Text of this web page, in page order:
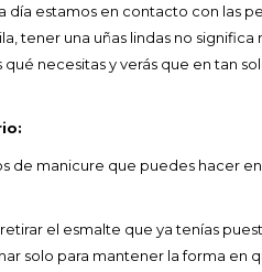
día estamos en contacto con las
tener una uñas lindas no
necesitas y verás que en tan
de manicure que puedes hacer en
el esmalte que ya tenías
solo para mantener la forma en